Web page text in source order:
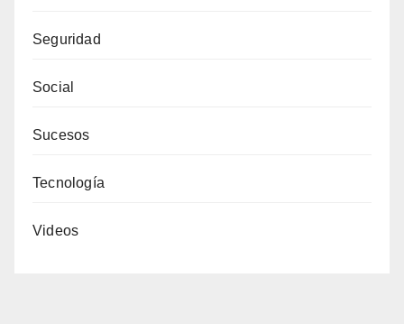
Seguridad
Social
Sucesos
Tecnología
Videos